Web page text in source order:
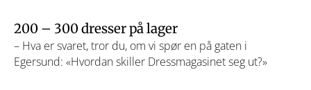
200 – 300 dresser på lager
– Hva er svaret, tror du, om vi spør en på gaten i
Egersund: «Hvordan skiller Dressmagasinet seg ut?»